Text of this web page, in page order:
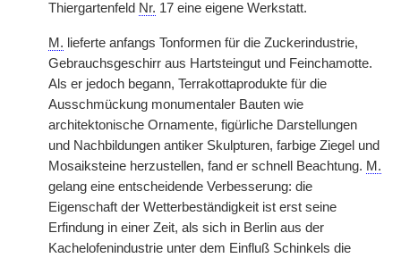
Thiergartenfeld Nr. 17 eine eigene Werkstatt.
M. lieferte anfangs Tonformen für die Zuckerindustrie,
Gebrauchsgeschirr aus Hartsteingut und Feinchamotte.
Als er jedoch begann, Terrakottaprodukte für die
Ausschmückung monumentaler Bauten wie
architektonische Ornamente, figürliche Darstellungen
und Nachbildungen antiker Skulpturen, farbige Ziegel und
Mosaiksteine herzustellen, fand er schnell Beachtung. M.
gelang eine entscheidende Verbesserung: die
Eigenschaft der Wetterbeständigkeit ist erst seine
Erfindung in einer Zeit, als sich in Berlin aus der
Kachelofenindustrie unter dem Einfluß Schinkels die